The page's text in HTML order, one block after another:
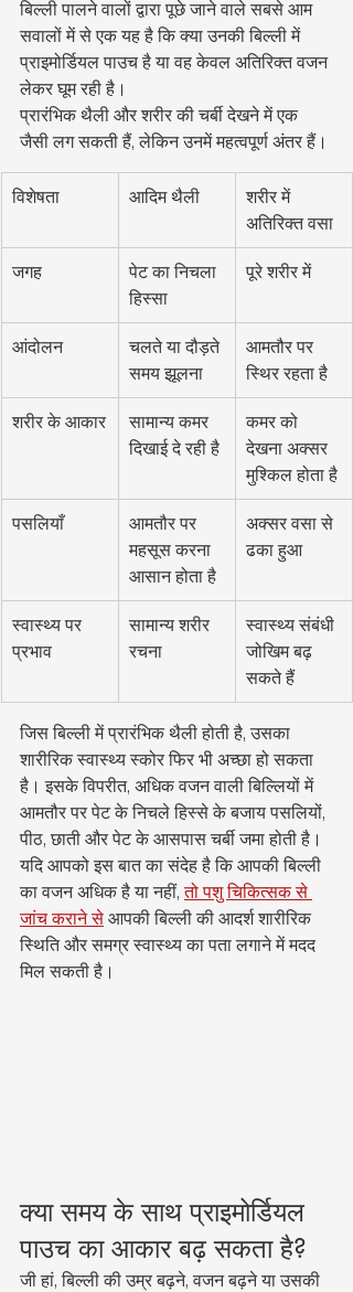
बिल्ली पालने वालों द्वारा पूछे जाने वाले सबसे आम
सवालों में से एक यह है कि क्या उनकी बिल्ली में
प्राइमोर्डियल पाउच है या वह केवल अतिरिक्त वजन
लेकर घूम रही है।
प्रारंभिक थैली और शरीर की चर्बी देखने में एक
जैसी लग सकती हैं, लेकिन उनमें महत्वपूर्ण अंतर हैं।
विशेषता आदिम थैली
शरीर में
अतिरिक्त वसा
जगह
पेट का निचला
हिस्सा
पूरे शरीर में
आंदोलन
चलते या दौड़ते
समय झूलना
आमतौर पर
स्थिर रहता है
शरीर के आकार
सामान्य कमर
दिखाई दे रही है
कमर को
देखना अक्सर
मुश्किल होता है
पसलियाँ
आमतौर पर
महसूस करना
आसान होता है
अक्सर वसा से
ढका हुआ
स्वास्थ्य पर
प्रभाव
सामान्य शरीर
रचना
स्वास्थ्य संबंधी
जोखिम बढ़
सकते हैं
जिस बिल्ली में प्रारंभिक थैली होती है, उसका
शारीरिक स्वास्थ्य स्कोर फिर भी अच्छा हो सकता
है। इसके विपरीत, अधिक वजन वाली बिल्लियों में
आमतौर पर पेट के निचले हिस्से के बजाय पसलियों,
पीठ, छाती और पेट के आसपास चर्बी जमा होती है।
यदि आपको इस बात का संदेह है कि आपकी बिल्ली
का वजन अधिक है या नहीं, तो पशु चिकित्सक से
जांच कराने से आपकी बिल्ली की आदर्श शारीरिक
स्थिति और समग्र स्वास्थ्य का पता लगाने में मदद
मिल सकती है।
क्या समय के साथ प्राइमोर्डियल
पाउच का आकार बढ़ सकता है?
जी हां, बिल्ली की उम्र बढ़ने, वजन बढ़ने या उसकी